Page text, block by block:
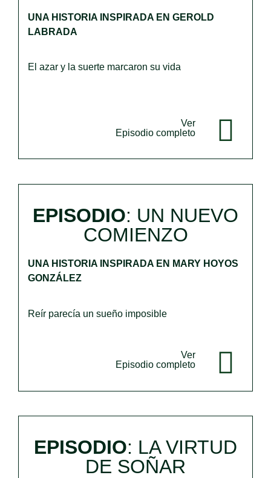
UNA HISTORIA INSPIRADA EN GEROLD
LABRADA
El azar y la suerte marcaron su vida
Ver
Episodio completo
EPISODIO: UN NUEVO
COMIENZO
UNA HISTORIA INSPIRADA EN MARY HOYOS
GONZÁLEZ
Reír parecía un sueño imposible
Ver
Episodio completo
EPISODIO: LA VIRTUD
DE SOÑAR